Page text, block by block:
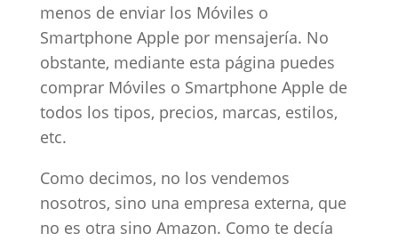
menos de enviar los Móviles o
Smartphone Apple por mensajería. No
obstante, mediante esta página puedes
comprar Móviles o Smartphone Apple de
todos los tipos, precios, marcas, estilos,
etc.
Como decimos, no los vendemos
nosotros, sino una empresa externa, que
no es otra sino Amazon. Como te decía